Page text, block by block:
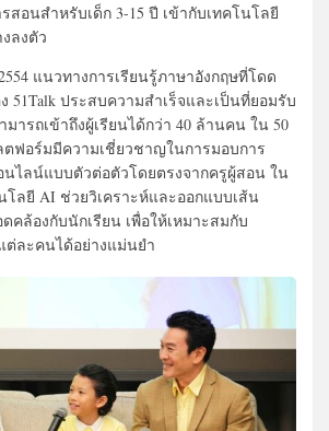
สอนสำหรับเด็ก 3-15 ปี เข้ากับเทคโนโลยี
ลงตัว
แนวทางการเรียนรู้ภาษาอังกฤษที่โดด
51Talk ประสบความสำเร็จและเป็นที่ยอมรับ
ารถเข้าถึงผู้เรียนได้กว่า 40 ล้านคน ใน 50
ฟอร์มมีความเชี่ยวชาญในการมอบการ
นไลน์แบบตัวต่อตัวโดยตรงจากครูผู้สอน ใน
ลยี AI ช่วยวิเคราะห์และออกแบบเส้น
คล้องกับนักเรียน เพื่อให้เหมาะสมกับ
ต่ละคนได้อย่างแม่นยำ